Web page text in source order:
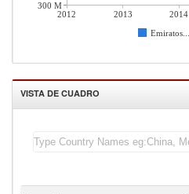
2012 2013 2014
Emiratos...
300 M
VISTA DE CUADRO